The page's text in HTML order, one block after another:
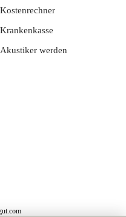
Kostenrechner
Krankenkasse
Akustiker werden